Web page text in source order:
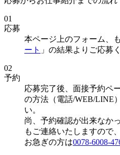
01
応募
本ページ上のフォーム、
ート 」の結果よりご応募
02
予約
応募完了後、面接予約ペ
の方法（電話/WEB/LINE
い。
尚、予約確認が出来なか
もご連絡いたしますので
お急ぎの方は0078-6008-